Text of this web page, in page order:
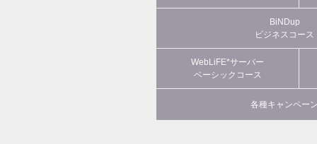
BiNDup
ビジネスコース
WebLiFE*サーバー
ベーシックコース
各種キャンペー